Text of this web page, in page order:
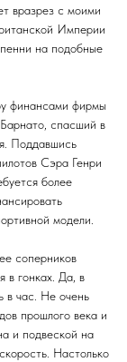
вразрез с моими
Империи
на подобные
финансами фирмы
спасший в
Поддавшись
Сэра Генри
более
модели.
соперников
в гонках. Да, в
в час. Не очень
прошлого века и
и подвеской на
Настолько